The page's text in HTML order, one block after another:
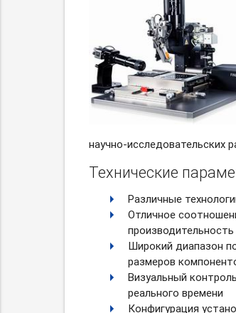
научно-исследовательских
Технические
Различные
Отличное
производительность
Широкий диапазон
размеров
Визуальный
реального времени
Конфигурация